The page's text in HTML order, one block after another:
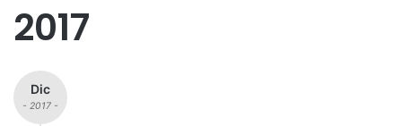
2017
Dic
- 2017 -